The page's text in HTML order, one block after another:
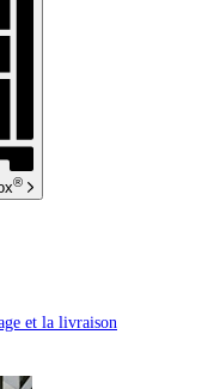
®
et la livraison